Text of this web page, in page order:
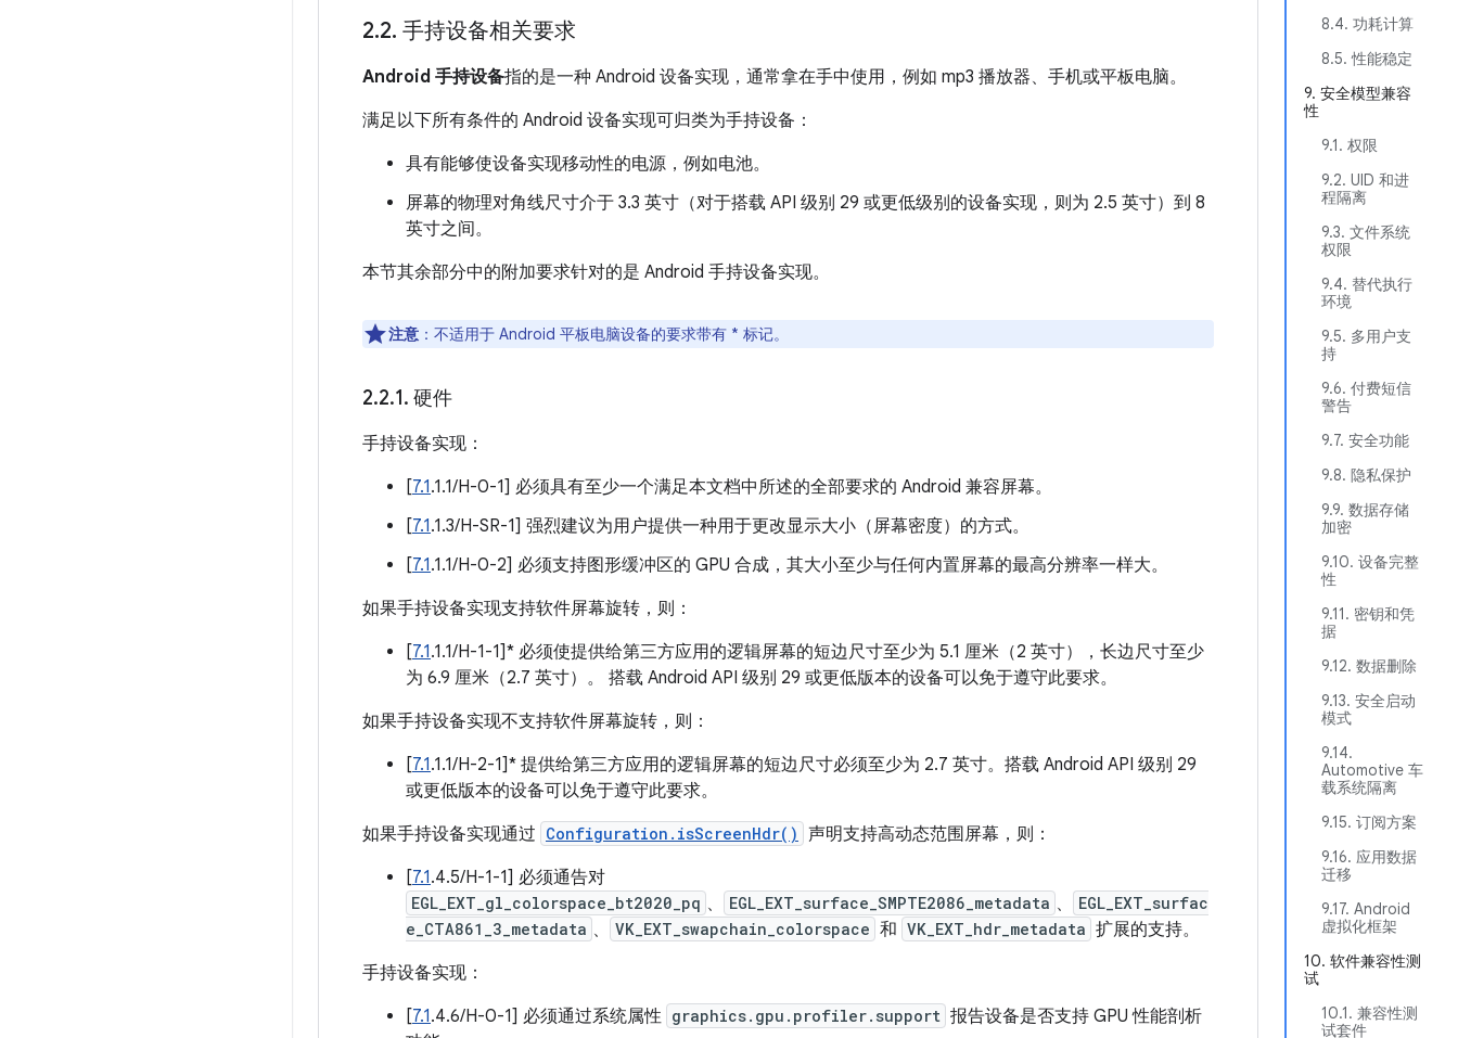
8.4. 功耗计算
8.5. 性能稳定
9. 安全模型兼容
性
9.1. 权限
9.2. UID 和进
程隔离
9.3. 文件系统
权限
9.4. 替代执行
环境
9.5. 多用户支
持
9.6. 付费短信
警告
9.7. 安全功能
9.8. 隐私保护
9.9. 数据存储
加密
9.10. 设备完整
性
9.11. 密钥和凭
据
9.12. 数据删除
9.13. 安全启动
模式
9.14.
Automotive 车
载系统隔离
9.15. 订阅方案
9.16. 应用数据
迁移
9.17. Android
虚拟化框架
10. 软件兼容性测
试
10.1. 兼容性测
试套件
2.2. 手持设备相关要求
Android 手持设备指的是一种 Android 设备实现，通常拿在手中使用，例如 mp3 播放器、手机或平板电脑。
满足以下所有条件的 Android 设备实现可归类为手持设备：
具有能够使设备实现移动性的电源，例如电池。
屏幕的物理对角线尺寸介于 3.3 英寸（对于搭载 API 级别 29 或更低级别的设备实现，则为 2.5 英寸）到 8
英寸之间。
本节其余部分中的附加要求针对的是 Android 手持设备实现。
注意 ：不适用于 Android 平板电脑设备的要求带有 * 标记。
2.2.1. 硬件
手持设备实现：
[7.1.1.1/H-0-1] 必须具有至少一个满足本文档中所述的全部要求的 Android 兼容屏幕。
[7.1.1.3/H-SR-1] 强烈建议为用户提供一种用于更改显示大小（屏幕密度）的方式。
[7.1.1.1/H-0-2] 必须支持图形缓冲区的 GPU 合成，其大小至少与任何内置屏幕的最高分辨率一样大。
如果手持设备实现支持软件屏幕旋转，则：
[7.1.1.1/H-1-1]* 必须使提供给第三方应用的逻辑屏幕的短边尺寸至少为 5.1 厘米（2 英寸），长边尺寸至少
为 6.9 厘米（2.7 英寸）。 搭载 Android API 级别 29 或更低版本的设备可以免于遵守此要求。
如果手持设备实现不支持软件屏幕旋转，则：
[7.1.1.1/H-2-1]* 提供给第三方应用的逻辑屏幕的短边尺寸必须至少为 2.7 英寸。搭载 Android API 级别 29
或更低版本的设备可以免于遵守此要求。
如果手持设备实现通过 Configuration.isScreenHdr() 声明支持高动态范围屏幕，则：
[7.1.4.5/H-1-1] 必须通告对
EGL_EXT_gl_colorspace_bt2020_pq 、 EGL_EXT_surface_SMPTE2086_metadata 、
EGL_EXT_surfac
e_CTA861_3_metadata 、 VK_EXT_swapchain_colorspace 和 VK_EXT_hdr_metadata 扩展的支持。
手持设备实现：
[7.1.4.6/H-0-1] 必须通过系统属性 graphics.gpu.profiler.support 报告设备是否支持 GPU 性能剖析